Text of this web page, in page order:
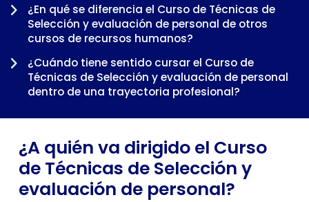
¿En qué se diferencia el Curso de Técnicas de
Selección y evaluación de personal de otros
cursos de recursos humanos?
¿Cuándo tiene sentido cursar el Curso de
Técnicas de Selección y evaluación de personal
dentro de una trayectoria profesional?
¿A quién va dirigido el Curso
de Técnicas de Selección y
evaluación de personal?